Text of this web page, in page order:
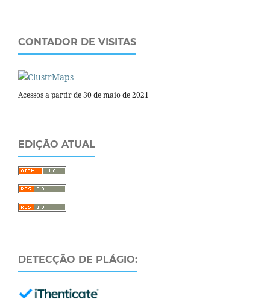
CONTADOR DE VISITAS
Acessos a partir de 30 de maio de 2021
EDIÇÃO ATUAL
DETECÇÃO DE PLÁGIO: